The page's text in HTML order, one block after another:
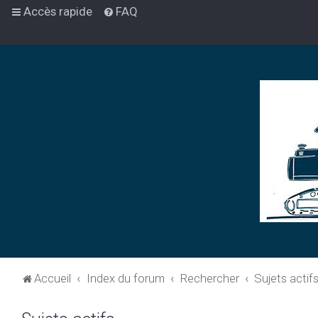
Accès rapide FAQ
Accueil Index du forum Rechercher Sujets